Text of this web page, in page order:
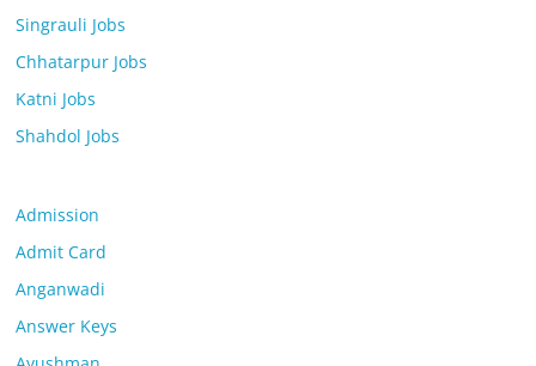
Singrauli Jobs
Chhatarpur Jobs
Katni Jobs
Shahdol Jobs
Admission
Admit Card
Anganwadi
Answer Keys